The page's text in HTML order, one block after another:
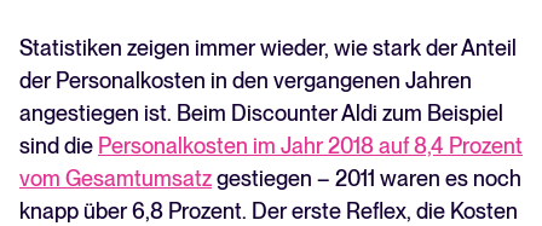
Statistiken zeigen immer wieder, wie stark der Anteil
der Personalkosten in den vergangenen Jahren
angestiegen ist. Beim Discounter Aldi zum Beispiel
sind die Personalkosten im Jahr 2018 auf 8,4 Prozent
vom Gesamtumsatzgestiegen – 2011 waren es noch
knapp über 6,8 Prozent. Der erste Reflex, die Kosten